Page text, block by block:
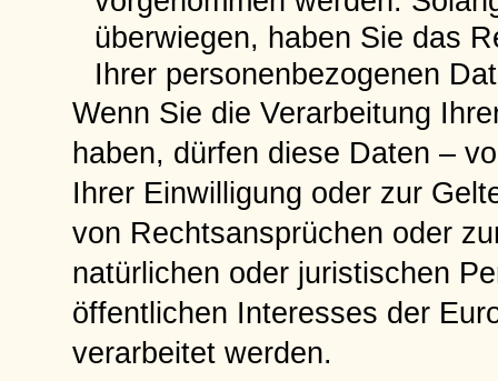
überwiegen, haben Sie das
Ihrer personenbezogenen
Wenn Sie die Verarbeitung
haben, dürfen diese Daten –
Ihrer Einwilligung oder zur
von Rechtsansprüchen oder
natürlichen oder juristischen
öffentlichen Interesses der
verarbeitet werden.